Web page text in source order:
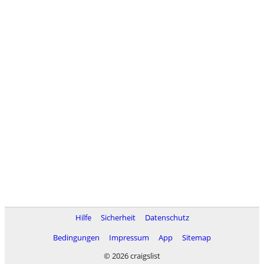
Hilfe Sicherheit
Datenschutz
Bedingungen
Impressum App
Sitemap
© 2026 craigslist